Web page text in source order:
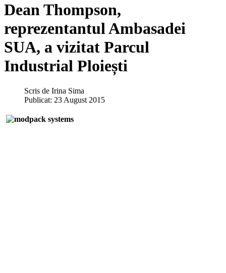
Dean Thompson,
reprezentantul Ambasadei
SUA, a vizitat Parcul
Industrial Ploiești
Scris de Irina Sima
Publicat: 23 August 2015